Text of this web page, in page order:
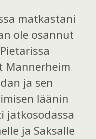
matkastani
ole osannut
Pietarissa
Mannerheim
ja sen
läänin
jatkosodassa
ja Saksalle